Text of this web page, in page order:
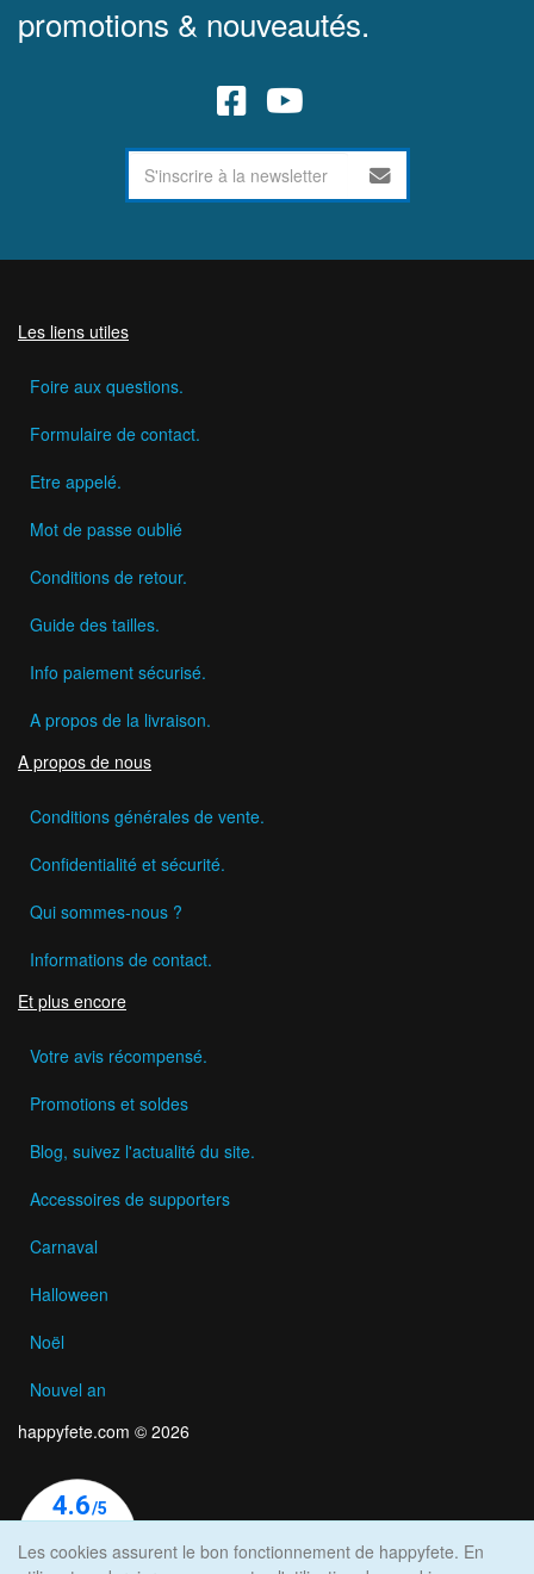
promotions & nouveautés.
Les liens utiles
Foire aux questions.
Formulaire de contact.
Etre appelé.
Mot de passe oublié
Conditions de retour.
Guide des tailles.
Info paiement sécurisé.
A propos de la livraison.
A propos de nous
Conditions générales de vente.
Confidentialité et sécurité.
Qui sommes-nous ?
Informations de contact.
Et plus encore
Votre avis récompensé.
Promotions et soldes
Blog, suivez l'actualité du site.
Accessoires de supporters
Carnaval
Halloween
Noël
Nouvel an
happyfete.com © 2026
Les cookies assurent le bon fonctionnement de happyfete. En